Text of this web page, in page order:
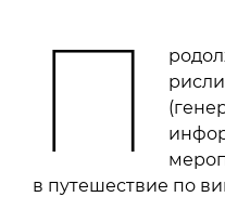
П
в путешествие по